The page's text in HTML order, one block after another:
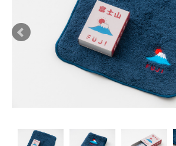
カテゴリから探す
刺繍について